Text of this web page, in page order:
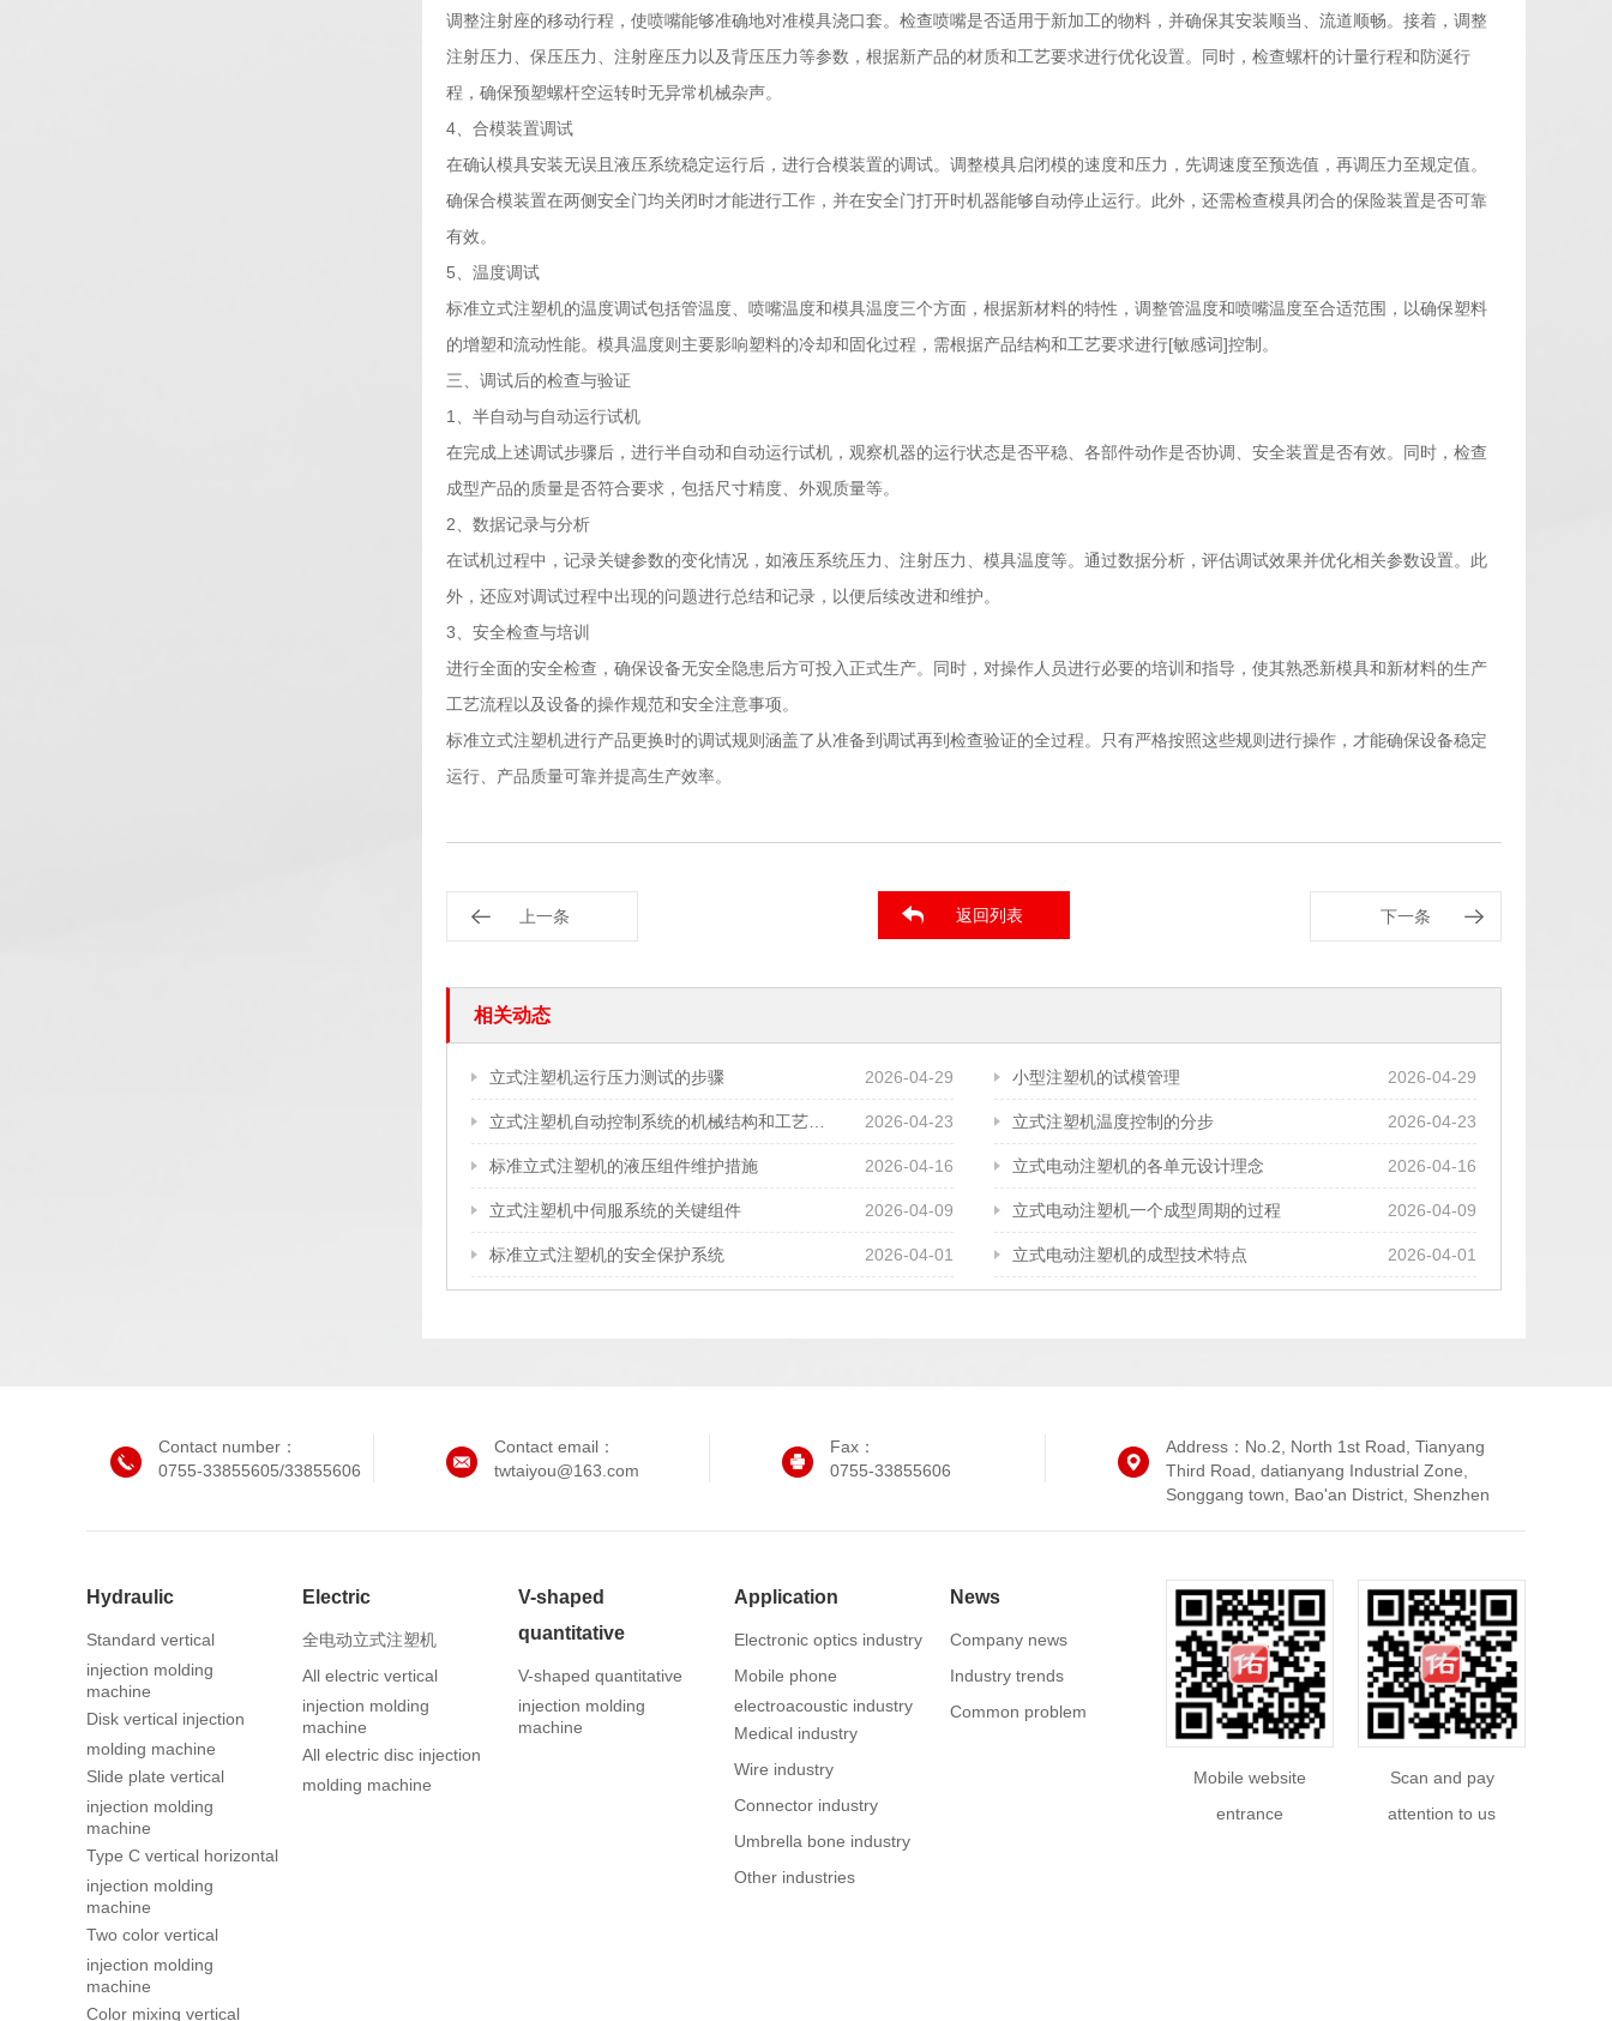
调整注射座的移动行程，使喷嘴能够准确地对准模具浇口套。检查喷嘴是否适用于新加工的物料，并确保其安装顺当、流道顺畅。接着，调整
注射压力、保压压力、注射座压力以及背压压力等参数，根据新产品的材质和工艺要求进行优化设置。同时，检查螺杆的计量行程和防涎行
程，确保预塑螺杆空运转时无异常机械杂声。
4、合模装置调试
在确认模具安装无误且液压系统稳定运行后，进行合模装置的调试。调整模具启闭模的速度和压力，先调速度至预选值，再调压力至规定值。
确保合模装置在两侧安全门均关闭时才能进行工作，并在安全门打开时机器能够自动停止运行。此外，还需检查模具闭合的保险装置是否可靠
有效。
5、温度调试
标准立式注塑机的温度调试包括管温度、喷嘴温度和模具温度三个方面，根据新材料的特性，调整管温度和喷嘴温度至合适范围，以确保塑料
的增塑和流动性能。模具温度则主要影响塑料的冷却和固化过程，需根据产品结构和工艺要求进行[敏感词]控制。
三、调试后的检查与验证
1、半自动与自动运行试机
在完成上述调试步骤后，进行半自动和自动运行试机，观察机器的运行状态是否平稳、各部件动作是否协调、安全装置是否有效。同时，检查
成型产品的质量是否符合要求，包括尺寸精度、外观质量等。
2、数据记录与分析
在试机过程中，记录关键参数的变化情况，如液压系统压力、注射压力、模具温度等。通过数据分析，评估调试效果并优化相关参数设置。此
外，还应对调试过程中出现的问题进行总结和记录，以便后续改进和维护。
3、安全检查与培训
进行全面的安全检查，确保设备无安全隐患后方可投入正式生产。同时，对操作人员进行必要的培训和指导，使其熟悉新模具和新材料的生产
工艺流程以及设备的操作规范和安全注意事项。
标准立式注塑机进行产品更换时的调试规则涵盖了从准备到调试再到检查验证的全过程。只有严格按照这些规则进行操作，才能确保设备稳定
运行、产品质量可靠并提高生产效率。
上一条 返回列表 下一条
相关动态
2026-04-29
立式注塑机运行压力测试的步骤 2026-04-29
小型注塑机的试模管理
2026-04-23 2026-04-23
立式注塑机温度控制的分步
2026-04-16
标准立式注塑机的液压组件维护措施 2026-04-16
立式电动注塑机的各单元设计理念
2026-04-09
立式注塑机中伺服系统的关键组件 2026-04-09
立式电动注塑机一个成型周期的过程
2026-04-01
标准立式注塑机的安全保护系统 2026-04-01
立式电动注塑机的成型技术特点
Contact number：
0755-33855605/33855606
Contact email：
twtaiyou@163.com
Fax：
0755-33855606
Address：No.2, North 1st Road, Tianyang
Third Road, datianyang Industrial Zone,
Songgang town, Bao'an District, Shenzhen
Hydraulic
Standard vertical
injection molding
machine
Disk vertical injection
molding machine
Slide plate vertical
injection molding
machine
Type C vertical horizontal
injection molding
machine
Two color vertical
injection molding
machine
Color mixing vertical
Electric
全电动立式注塑机
All electric vertical
injection molding
machine
All electric disc injection
molding machine
V-shaped
quantitative
V-shaped quantitative
injection molding
machine
Application
Electronic optics industry
Mobile phone
electroacoustic industry
Medical industry
Wire industry
Connector industry
Umbrella bone industry
Other industries
News
Company news
Industry trends
Common problem
Mobile website
entrance
Scan and pay
attention to us